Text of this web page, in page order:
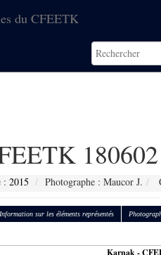
du CFEETK
180602
: 2015 Photographe : Maucor J.
Information sur les éléments représentés